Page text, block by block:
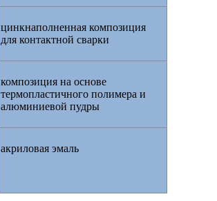
цинкнаполненная композиция
для контактной сварки
композиция на основе
термопластичного полимера и
алюминиевой пудры
акриловая эмаль